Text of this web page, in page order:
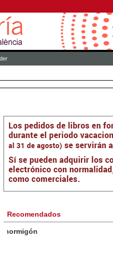
Recomendados
Botánica Agroalimentaria